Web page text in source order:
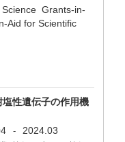
Grants-in-
Aid for Scientific
性遺伝子の作用機
-
2024.03